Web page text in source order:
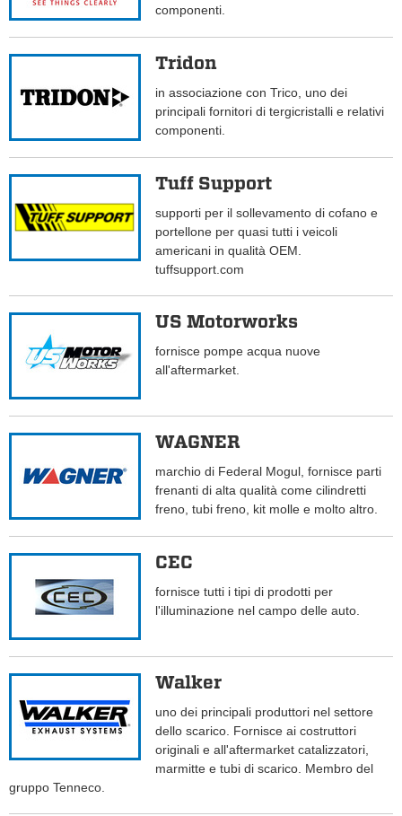
componenti.
Tridon
in associazione con Trico, uno dei
principali fornitori di tergicristalli e relativi
componenti.
Tuff Support
supporti per il sollevamento di cofano e
portellone per quasi tutti i veicoli
americani in qualità OEM.
tuffsupport.com
US Motorworks
fornisce pompe acqua nuove
all'aftermarket.
WAGNER
marchio di Federal Mogul, fornisce parti
frenanti di alta qualità come cilindretti
freno, tubi freno, kit molle e molto altro.
CEC
fornisce tutti i tipi di prodotti per
l'illuminazione nel campo delle auto.
Walker
uno dei principali produttori nel settore
dello scarico. Fornisce ai costruttori
originali e all'aftermarket catalizzatori,
marmitte e tubi di scarico. Membro del
gruppo Tenneco.